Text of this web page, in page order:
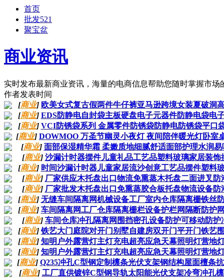
首页
批发521
聚宝盆
商业资讯
实时发布最新商业资讯，海量的电商信息帮助您随时掌握市
作者发表时间
[商业] 欧美女式复古假两件牛仔裤亚马逊跨境女装夏破洞
[商业] EDS防静电自封袋主板硬盘电子元器件防静电袋电
[商业] VCI防锈袋系列 金属零件防锈袋防静电防锈袋平口
[商业] DOWMOO 万圣节幽灵小夜灯 夜间陪伴暖光灯卧室
[商业] 面部保湿精华霜 柔嫩质地细腻舒适面部护理水润
[商业] 沙漏计时器摆件儿童礼品工艺品塑料玻璃家居装饰
[商业] 时间沙漏计时器儿童家居流沙创意工艺品摆件塑料
[商业] 厂家供应木托盘出口物流免熏蒸木托盘二面进叉防
[商业] 厂家批发木托盘出口免熏蒸胶合板托盘物流设备防
[商业] 无缝车间隔离网机械设备工厂室内仓库隔离栅铁丝
[商业] 车间隔离网工厂仓库隔离栅栏设备护栏网隔断防护
[商业] 车间仓库冲孔隔离网围挡密孔设备防护可移动防护
[商业] 铁艺大门庭院对开门别墅自建房双开门平开门铁艺
[商业] 知明户外露营灯主灯充电超亮应急天幕照明灯营地
[商业] 知明户外露营灯主灯充电超亮应急天幕照明灯营地
[商业] Q235冲孔C型钢定制檩条光伏支架钢结构屋面檀条
[商业] 工厂直供镀锌C型钢导轨太阳能光伏支架冷弯冲孔